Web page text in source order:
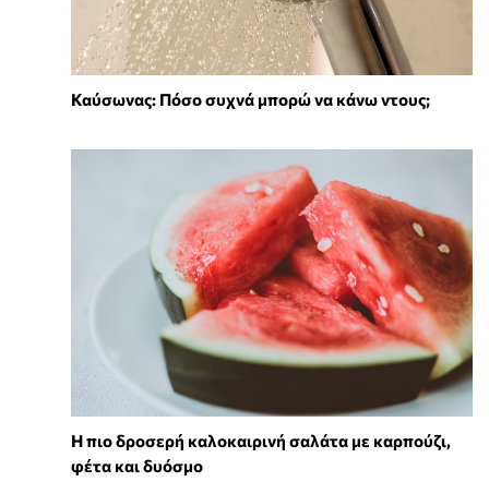
Καύσωνας: Πόσο συχνά μπορώ να κάνω ντους;
Η πιο δροσερή καλοκαιρινή σαλάτα με καρπούζι,
φέτα και δυόσμο